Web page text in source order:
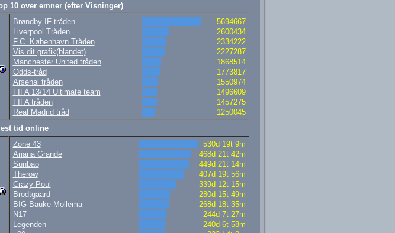
10 over emner (efter Visninger)
Brøndby IF tråden
5694667
Liverpool Tråden
2600434
F.C. København Tråden
2334222
Vis dit grafik(blandet)
2227287
Manchester United tråden
1868514
Odds-tråd
1773817
Arsenal tråden
1550974
FIFA 13/14 Ultimate team
1496609
FIFA tråden
1457275
Real Madrid tråd
1250045
tid online
Zone 43
530d 19t 9m
Ariana Grande
468d 21t 42m
Sunbao
449d 21t 14m
Therow
407d 19t 56m
Crazy-Poul
339d 12t 15m
Brodtgaard
280d 15t 49m
BIG Bauke Mollema
268d 18t 35m
N17
244d 7t 27m
Legenden
240d 6t 58m